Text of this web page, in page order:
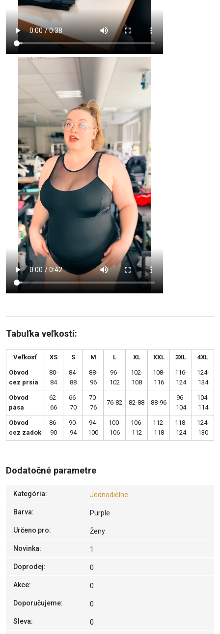
Tabuľka veľkostí:
Veľkosť XS S M L XL XXL 3XL 4XL
Obvod
cez prsia
80-
84
84-
88
88-
96
96-
102
102-
108
108-
116
116-
124
124-
134
Obvod
pása
62-
66
66-
70
70-
76
76-82 82-88 88-96
96-
104
104-
114
Obvod
cez zadok
86-
90
90-
94
94-
100
100-
106
106-
112
112-
118
118-
124
124-
130
Dodatočné parametre
Kategória: Jednodielne
Barva: Purple
Určeno pro: Ženy
Novinka: 1
Doprodej: 0
Akce: 0
Doporučujeme: 0
Sleva: 0